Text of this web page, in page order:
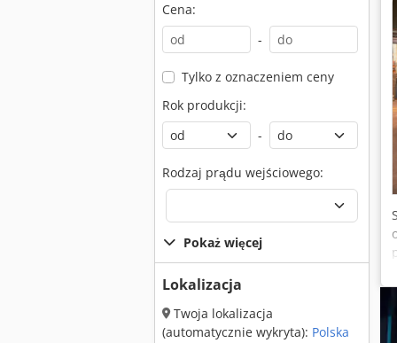
Cena:
-
Tylko z oznaczeniem ceny
Rok produkcji:
-
Rodzaj prądu wejściowego:
Pokaż więcej
Lokalizacja
Twoja lokalizacja
(automatycznie wykryta): Polska